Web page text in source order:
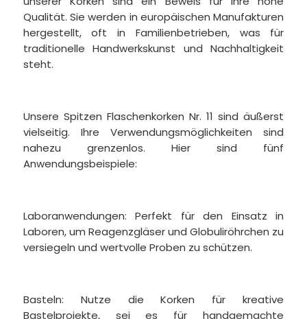
Qualität. Sie werden in europäischen Manufakturen
hergestellt, oft in Familienbetrieben, was für
traditionelle Handwerkskunst und Nachhaltigkeit
steht.
Unsere Spitzen Flaschenkorken Nr. 11 sind äußerst
vielseitig. Ihre Verwendungsmöglichkeiten sind
nahezu grenzenlos. Hier sind fünf
Anwendungsbeispiele:
Laboranwendungen: Perfekt für den Einsatz in
Laboren, um Reagenzgläser und Globuliröhrchen zu
versiegeln und wertvolle Proben zu schützen.
Basteln: Nutze die Korken für kreative
Bastelprojekte, sei es für handgemachte